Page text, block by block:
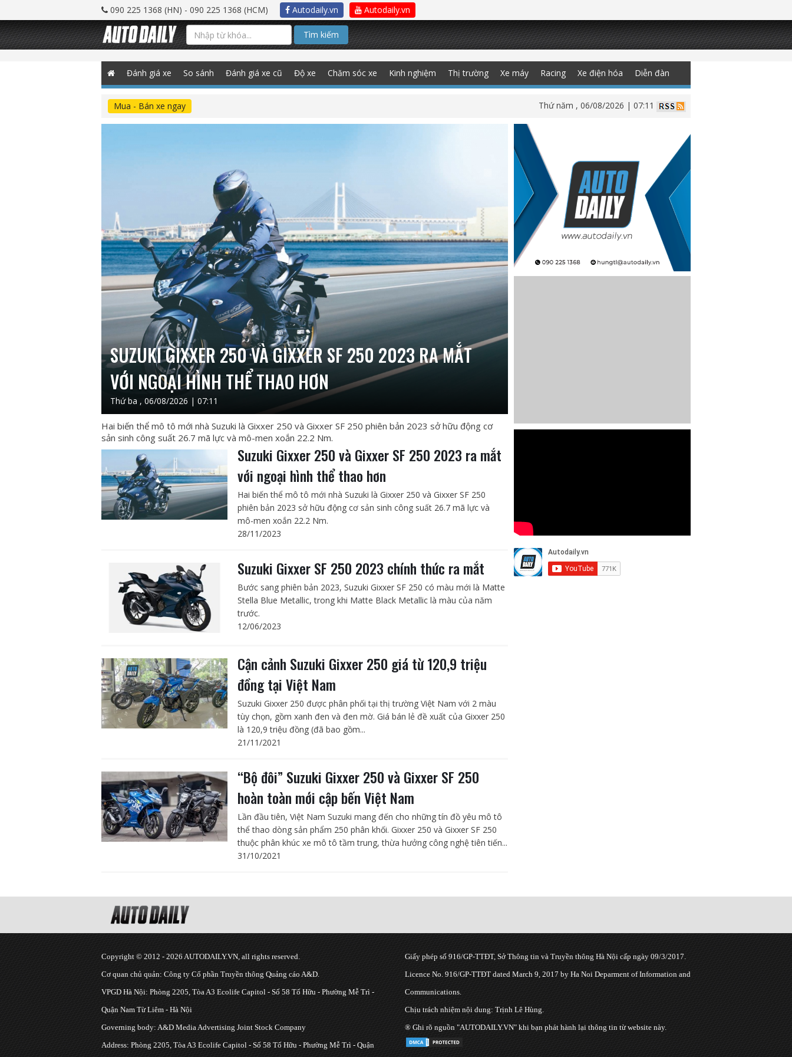
090 225 1368 (HN) - 090 225 1368 (HCM) Autodaily.vn Autodaily.vn
Tìm kiếm
Đánh giá xe So sánh Đánh giá xe cũ Độ xe Chăm sóc xe Kinh nghiệm Thị trường Xe máy Racing Xe điện hóa Diễn đàn
Mua - Bán xe ngay Thứ năm , 06/08/2026 | 07:11
SUZUKI GIXXER 250 VÀ GIXXER SF 250 2023 RA MẮT
VỚI NGOẠI HÌNH THỂ THAO HƠN
Thứ ba , 06/08/2026 | 07:11
Hai biến thể mô tô mới nhà Suzuki là Gixxer 250 và Gixxer SF 250 phiên bản 2023 sở hữu động cơ
sản sinh công suất 26.7 mã lực và mô-men xoắn 22.2 Nm.
Suzuki Gixxer 250 và Gixxer SF 250 2023 ra mắt
với ngoại hình thể thao hơn
Hai biến thể mô tô mới nhà Suzuki là Gixxer 250 và Gixxer SF 250
phiên bản 2023 sở hữu động cơ sản sinh công suất 26.7 mã lực và
mô-men xoắn 22.2 Nm.
28/11/2023
Suzuki Gixxer SF 250 2023 chính thức ra mắt
Bước sang phiên bản 2023, Suzuki Gixxer SF 250 có màu mới là Matte
Stella Blue Metallic, trong khi Matte Black Metallic là màu của năm
trước.
12/06/2023
Cận cảnh Suzuki Gixxer 250 giá từ 120,9 triệu
đồng tại Việt Nam
Suzuki Gixxer 250 được phân phối tại thị trường Việt Nam với 2 màu
tùy chọn, gồm xanh đen và đen mờ. Giá bán lẻ đề xuất của Gixxer 250
là 120,9 triệu đồng (đã bao gồm...
21/11/2021
“Bộ đôi” Suzuki Gixxer 250 và Gixxer SF 250
hoàn toàn mới cập bến Việt Nam
Lần đầu tiên, Việt Nam Suzuki mang đến cho những tín đồ yêu mô tô
thể thao dòng sản phẩm 250 phân khối. Gixxer 250 và Gixxer SF 250
thuộc phân khúc xe mô tô tầm trung, thừa hưởng công nghệ tiên tiến...
31/10/2021
Copyright © 2012 - 2026 AUTODAILY.VN, all rights reserved.
Cơ quan chủ quản: Công ty Cổ phần Truyền thông Quảng cáo A&D.
VPGD Hà Nội: Phòng 2205, Tòa A3 Ecolife Capitol - Số 58 Tố Hữu - Phường Mễ Trì -
Quận Nam Từ Liêm - Hà Nội
Governing body: A&D Media Advertising Joint Stock Company
Address: Phòng 2205, Tòa A3 Ecolife Capitol - Số 58 Tố Hữu - Phường Mễ Trì - Quận
Giấy phép số 916/GP-TTĐT, Sở Thông tin và Truyền thông Hà Nội cấp ngày 09/3/2017.
Licence No. 916/GP-TTĐT dated March 9, 2017 by Ha Noi Deparment of Information and
Communications.
Chịu trách nhiệm nội dung: Trịnh Lê Hùng.
® Ghi rõ nguồn "AUTODAILY.VN" khi bạn phát hành lại thông tin từ website này.